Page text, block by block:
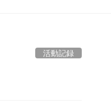
活動記録